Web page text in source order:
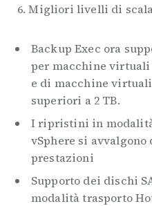
6. Migliori livelli di
Backup Exec ora
per macchine virtuali
e di macchine
superiori a 2 TB.
I ripristini in
vSphere si avvalgono
prestazioni
Supporto dei dischi
modalità trasporto